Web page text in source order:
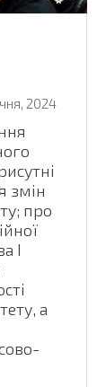
2024
змін
про
І
а